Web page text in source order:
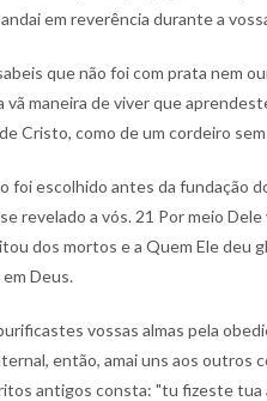
em reverência durante a
que não foi com prata nem
vã maneira de viver que
Cristo, como de um cordeiro
foi escolhido antes da fundação
revelado a vós. 21 Por meio
dos mortos e a Quem Ele deu
Deus.
vossas almas pela
então, amai uns aos outros
antigos consta: "tu fizeste tua